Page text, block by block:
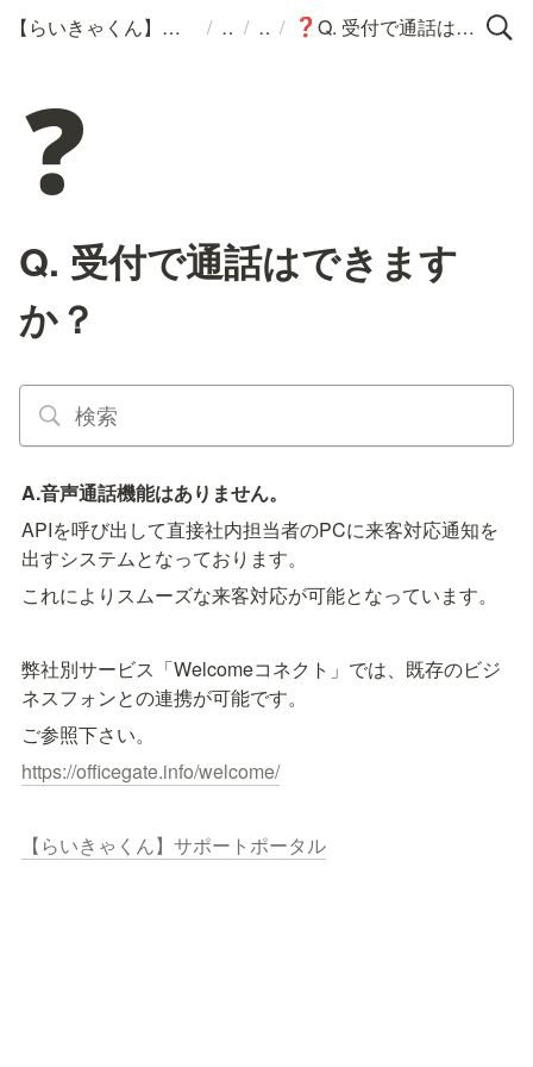
【らいきゃくん】サポートポータル / / / ❓ Q. 受付で通話はできますか？
❓
Q. 受付で通話はできます
か？
A.音声通話機能はありません。
APIを呼び出して直接社内担当者のPCに来客対応通知を
出すシステムとなっております。
これによりスムーズな来客対応が可能となっています。
弊社別サービス「Welcomeコネクト」では、既存のビジ
ネスフォンとの連携が可能です。
ご参照下さい。
https://officegate.info/welcome/
【らいきゃくん】サポートポータル